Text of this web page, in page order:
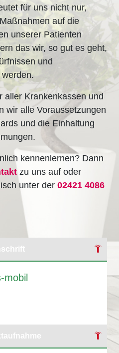
für uns nicht nur,
auf die
unserer Patienten
das wir, so gut es geht,
und
aller Krankenkassen und
wir alle Voraussetzungen
und die Einhaltung
kennenlernen? Dann
zu uns auf oder
unter der 02421 4086
mobil